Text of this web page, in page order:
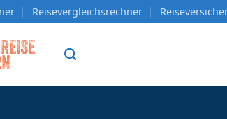
Reisevergleichsrechner